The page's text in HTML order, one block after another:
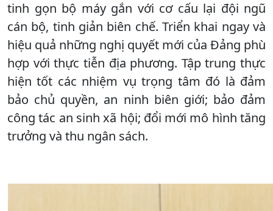
tinh gọn bộ máy gắn với cơ cấu lại đội ngũ
cán bộ, tinh giản biên chế. Triển khai ngay và
hiệu quả những nghị quyết mới của Đảng phù
hợp với thực tiễn địa phương. Tập trung thực
hiện tốt các nhiệm vụ trọng tâm đó là đảm
bảo chủ quyền, an ninh biên giới; bảo đảm
công tác an sinh xã hội; đổi mới mô hình tăng
trưởng và thu ngân sách.